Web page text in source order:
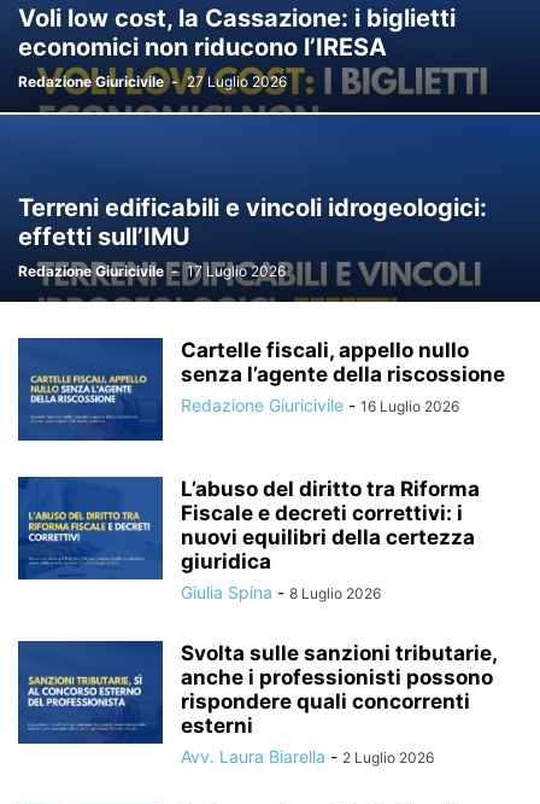
Voli low cost, la Cassazione: i biglietti
economici non riducono l’IRESA
Redazione Giuricivile - 27 Luglio 2026
Terreni edificabili e vincoli idrogeologici:
effetti sull’IMU
Redazione Giuricivile - 17 Luglio 2026
Cartelle fiscali, appello nullo
senza l’agente della riscossione
Redazione Giuricivile - 16 Luglio 2026
L’abuso del diritto tra Riforma
Fiscale e decreti correttivi: i
nuovi equilibri della certezza
giuridica
Giulia Spina - 8 Luglio 2026
Svolta sulle sanzioni tributarie,
anche i professionisti possono
rispondere quali concorrenti
esterni
Avv. Laura Biarella - 2 Luglio 2026